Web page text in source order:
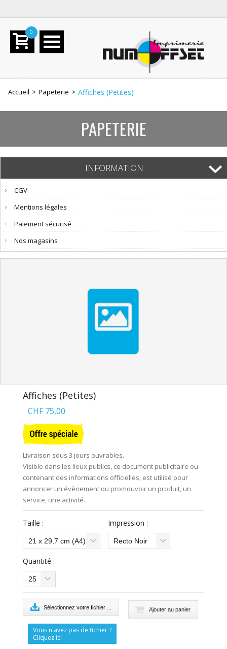
0
Accueil > Papeterie > Affiches (Petites)
PAPETERIE
INFORMATION
CGV
Mentions légales
Paiement sécurisé
Nos magasins
Affiches (Petites)
CHF 75,00
Livraison sous 3 jours ouvrables.
Visible dans les lieux publics, ce document publicitaire ou
contenant des informations officielles, est utilisé pour
annoncer un évènement ou promouvoir un produit, un
service, une activité.
Taille :
21 x 29,7 cm (A4)
Impression :
Recto Noir
Quantité :
25
Sélectionnez votre fichier ...
Vous n'avez pas de fichier ?
Cliquez ici